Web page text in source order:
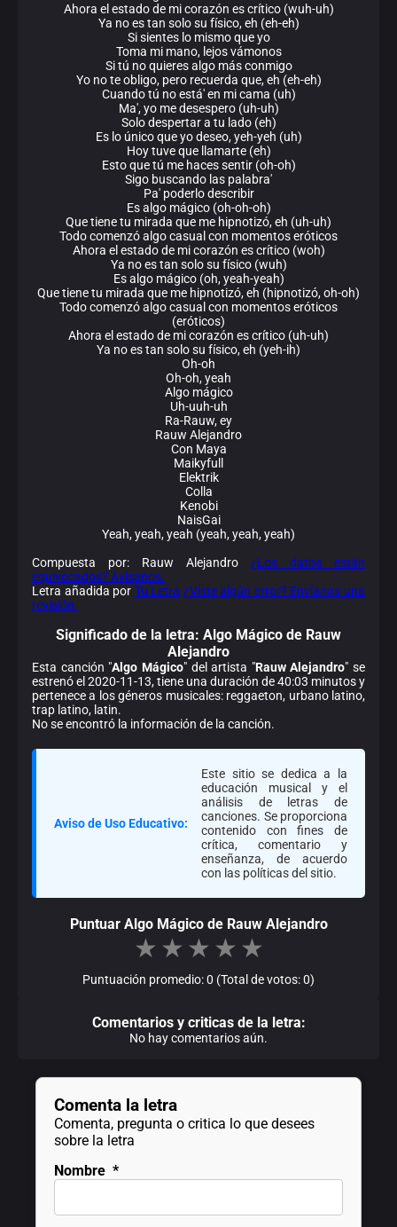
Ahora el estado de mi corazón es crítico (wuh-uh)
Ya no es tan solo su físico, eh (eh-eh)
Si sientes lo mismo que yo
Toma mi mano, lejos vámonos
Si tú no quieres algo más conmigo
Yo no te obligo, pero recuerda que, eh (eh-eh)
Cuando tú no está' en mi cama (uh)
Ma', yo me desespero (uh-uh)
Solo despertar a tu lado (eh)
Es lo único que yo deseo, yeh-yeh (uh)
Hoy tuve que llamarte (eh)
Esto que tú me haces sentir (oh-oh)
Sigo buscando las palabra'
Pa' poderlo describir
Es algo mágico (oh-oh-oh)
Que tiene tu mirada que me hipnotizó, eh (uh-uh)
Todo comenzó algo casual con momentos eróticos
Ahora el estado de mi corazón es crítico (woh)
Ya no es tan solo su físico (wuh)
Es algo mágico (oh, yeah-yeah)
Que tiene tu mirada que me hipnotizó, eh (hipnotizó, oh-oh)
Todo comenzó algo casual con momentos eróticos
(eróticos)
Ahora el estado de mi corazón es crítico (uh-uh)
Ya no es tan solo su físico, eh (yeh-ih)
Oh-oh
Oh-oh, yeah
Algo mágico
Uh-uuh-uh
Ra-Rauw, ey
Rauw Alejandro
Con Maya
Maikyfull
Elektrik
Colla
Kenobi
NaisGai
Yeah, yeah, yeah (yeah, yeah, yeah)
Compuesta por: Rauw Alejandro ¿Los datos están
equivocados? Avísanos.
Letra añadida por Tu Letra ¿Viste algún error? Envíanos una
revisión.
Significado de la letra: Algo Mágico de Rauw
Alejandro
Esta canción "Algo Mágico" del artista "Rauw Alejandro" se
estrenó el 2020-11-13, tiene una duración de 40:03 minutos y
pertenece a los géneros musicales: reggaeton, urbano latino,
trap latino, latin.
No se encontró la información de la canción.
Aviso de Uso Educativo:
Este sitio se dedica a la
educación musical y el
análisis de letras de
canciones. Se proporciona
contenido con fines de
crítica, comentario y
enseñanza, de acuerdo
con las políticas del sitio.
Puntuar Algo Mágico de Rauw Alejandro
★ ★ ★ ★ ★
Puntuación promedio: 0 (Total de votos: 0)
Comentarios y criticas de la letra:
No hay comentarios aún.
Comenta la letra
Comenta, pregunta o critica lo que desees
sobre la letra
Nombre *